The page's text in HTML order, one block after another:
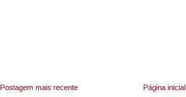
Postagem mais recente Página inicial